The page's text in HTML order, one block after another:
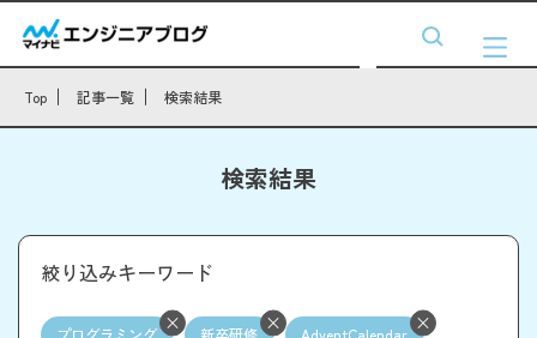
Top 記事一覧 検索結果
検索結果
絞り込みキーワード
プログラミング 新卒研修 AdventCalendar